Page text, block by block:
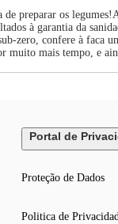
preparar os
à garantia da
zero, confere à faca
muito mais tempo, e
Portal de
Proteção de Dados
Politica de